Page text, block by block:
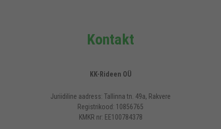
Kontakt
KK-Rideen OÜ
Juriidiline aadress: Tallinna tn. 49a, Rakvere
Registrikood: 10856765
KMKR nr: EE100784378